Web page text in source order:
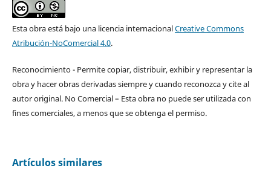
Esta obra está bajo una licencia internacionalCreative Commons
Atribución-NoComercial 4.0.
Reconocimiento - Permite copiar, distribuir, exhibir y representar la
obra y hacer obras derivadas siempre y cuando reconozca y cite al
autor original. No Comercial – Esta obra no puede ser utilizada con
fines comerciales, a menos que se obtenga el permiso.
Artículos similares